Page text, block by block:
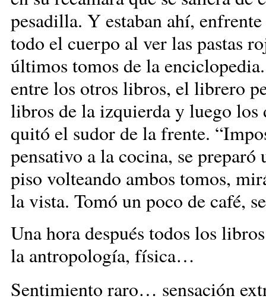
pesadilla. Y estaban ahí,
todo el cuerpo al ver las pastas
últimos tomos de la
entre los otros libros, el librero
libros de la izquierda y luego los
quitó el sudor de la frente.
pensativo a la cocina, se
piso volteando ambos tomos,
la vista. Tomó un poco de
Una hora después todos los
la antropología, física…
Sentimiento raro… sensación